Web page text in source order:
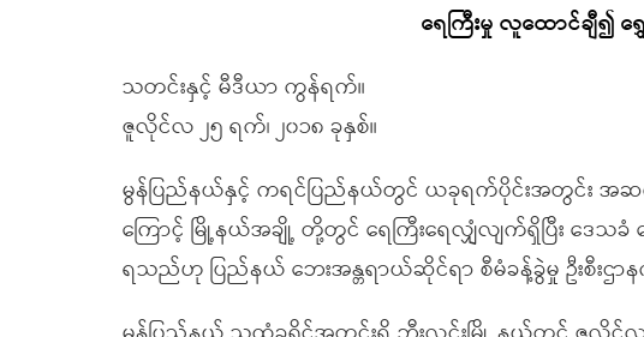
ရေကြီးမှု လူထောင်ချီ၍ ရွှေ့
သတင်းနှင့် မီဒီယာ ကွန်ရက်။
ဇူလိုင်လ ၂၅ ရက်၊ ၂၀၁၈ ခုနှစ်။
မွန်ပြည်နယ်နှင့် ကရင်ပြည်နယ်တွင် ယခုရက်ပိုင်းအတွင်း အဆ
ကြောင့် မြို့နယ်အချို့ တို့တွင် ရေကြီးရေလျှံလျက်ရှိပြီး ဒေသခံ
ရသည်ဟု ပြည်နယ် ဘေးအန္တရာယ်ဆိုင်ရာ စီမံခန့်ခွဲမှု ဦးစီးဌာ